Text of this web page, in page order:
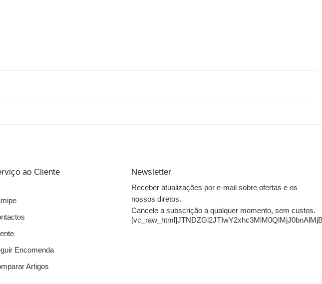
ao Cliente
Encomenda
Artigos
Newsletter
Receber atualizações por e-mail sobre ofertas e os
nossos diretos.
Cancele a subscrição a qualquer momento, sem custos.